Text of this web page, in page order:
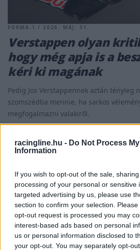
racingline.hu - Do Not Process
Information
If you wish to opt-out of the sale,
processing of your personal or sensitive
targeted advertising by us, please use
section to confirm your selection.
opt-out request is processed you may
interest-based ads based on personal
us or personal information disclosed to
your opt-out. You may separately opt-
FORMA-1 / 2026. MÁJ. 31.
Verstappen olyan
hogy még apja is a
kéri ki magának
Pedig Jos Verstappennek aztán tényleg
szomszédba mennie, ha sarkos
megfogalmazni valakiről.